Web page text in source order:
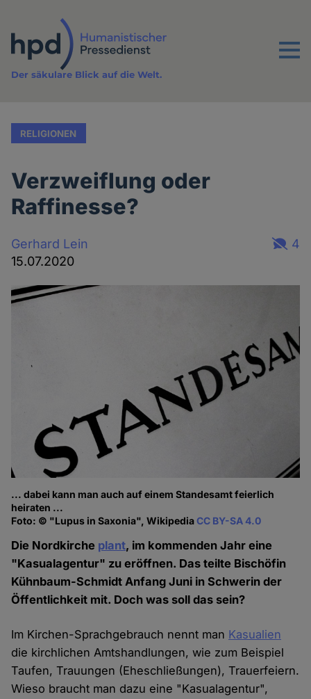
Inhalt
Menu
Der säkulare Blick auf die Welt.
RELIGIONEN
Verzweiflung oder
Raffinesse?
Gerhard Lein
15.07.2020
4
... dabei kann man auch auf einem Standesamt feierlich
heiraten ...
Foto: © "Lupus in Saxonia", WikipediaCC BY-SA 4.0
Die Nordkirche plant, im kommenden Jahr eine
"Kasualagentur" zu eröffnen. Das teilte Bischöfin
Kühnbaum-Schmidt Anfang Juni in Schwerin der
Öffentlichkeit mit. Doch was soll das sein?
Im Kirchen-Sprachgebrauch nennt man Kasualien
die kirchlichen Amtshandlungen, wie zum Beispiel
Taufen, Trauungen (Eheschließungen), Trauerfeiern.
Wieso braucht man dazu eine "Kasualagentur",